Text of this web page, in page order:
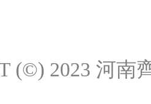
(©) 2023 河南